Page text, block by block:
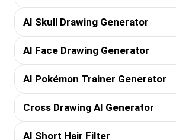
AI Skull Drawing Generator
AI Face Drawing Generator
AI Pokémon Trainer Generator
Cross Drawing AI Generator
AI Short Hair Filter